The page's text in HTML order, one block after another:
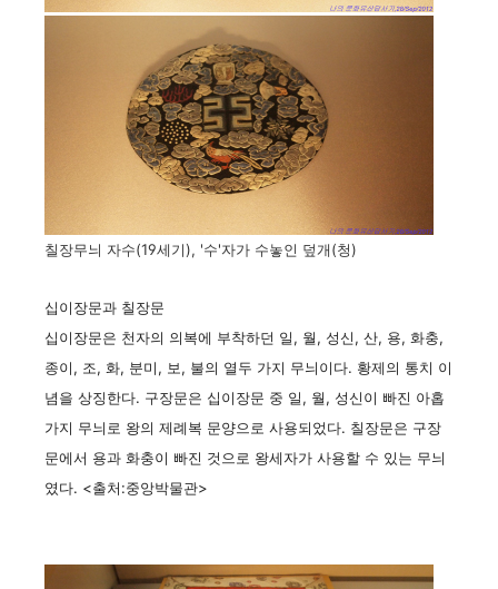
칠장무늬 자수(19세기), '수'자가 수놓인 덮개(청)
십이장문과 칠장문
십이장문은 천자의 의복에 부착하던 일, 월, 성신, 산, 용, 화충,
종이, 조, 화, 분미, 보, 불의 열두 가지 무늬이다. 황제의 통치 이
념을 상징한다. 구장문은 십이장문 중 일, 월, 성신이 빠진 아홉
가지 무늬로 왕의 제례복 문양으로 사용되었다. 칠장문은 구장
문에서 용과 화충이 빠진 것으로 왕세자가 사용할 수 있는 무늬
였다. <출처:중앙박물관>